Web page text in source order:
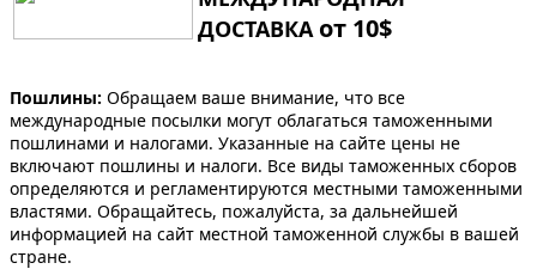
ДОСТАВКА от 10$
Пошлины: Обращаем ваше внимание, что все
международные посылки могут облагаться таможенными
пошлинами и налогами. Указанные на сайте цены не
включают пошлины и налоги. Все виды таможенных сборов
определяются и регламентируются местными таможенными
властями. Обращайтесь, пожалуйста, за дальнейшей
информацией на сайт местной таможенной службы в вашей
стране.